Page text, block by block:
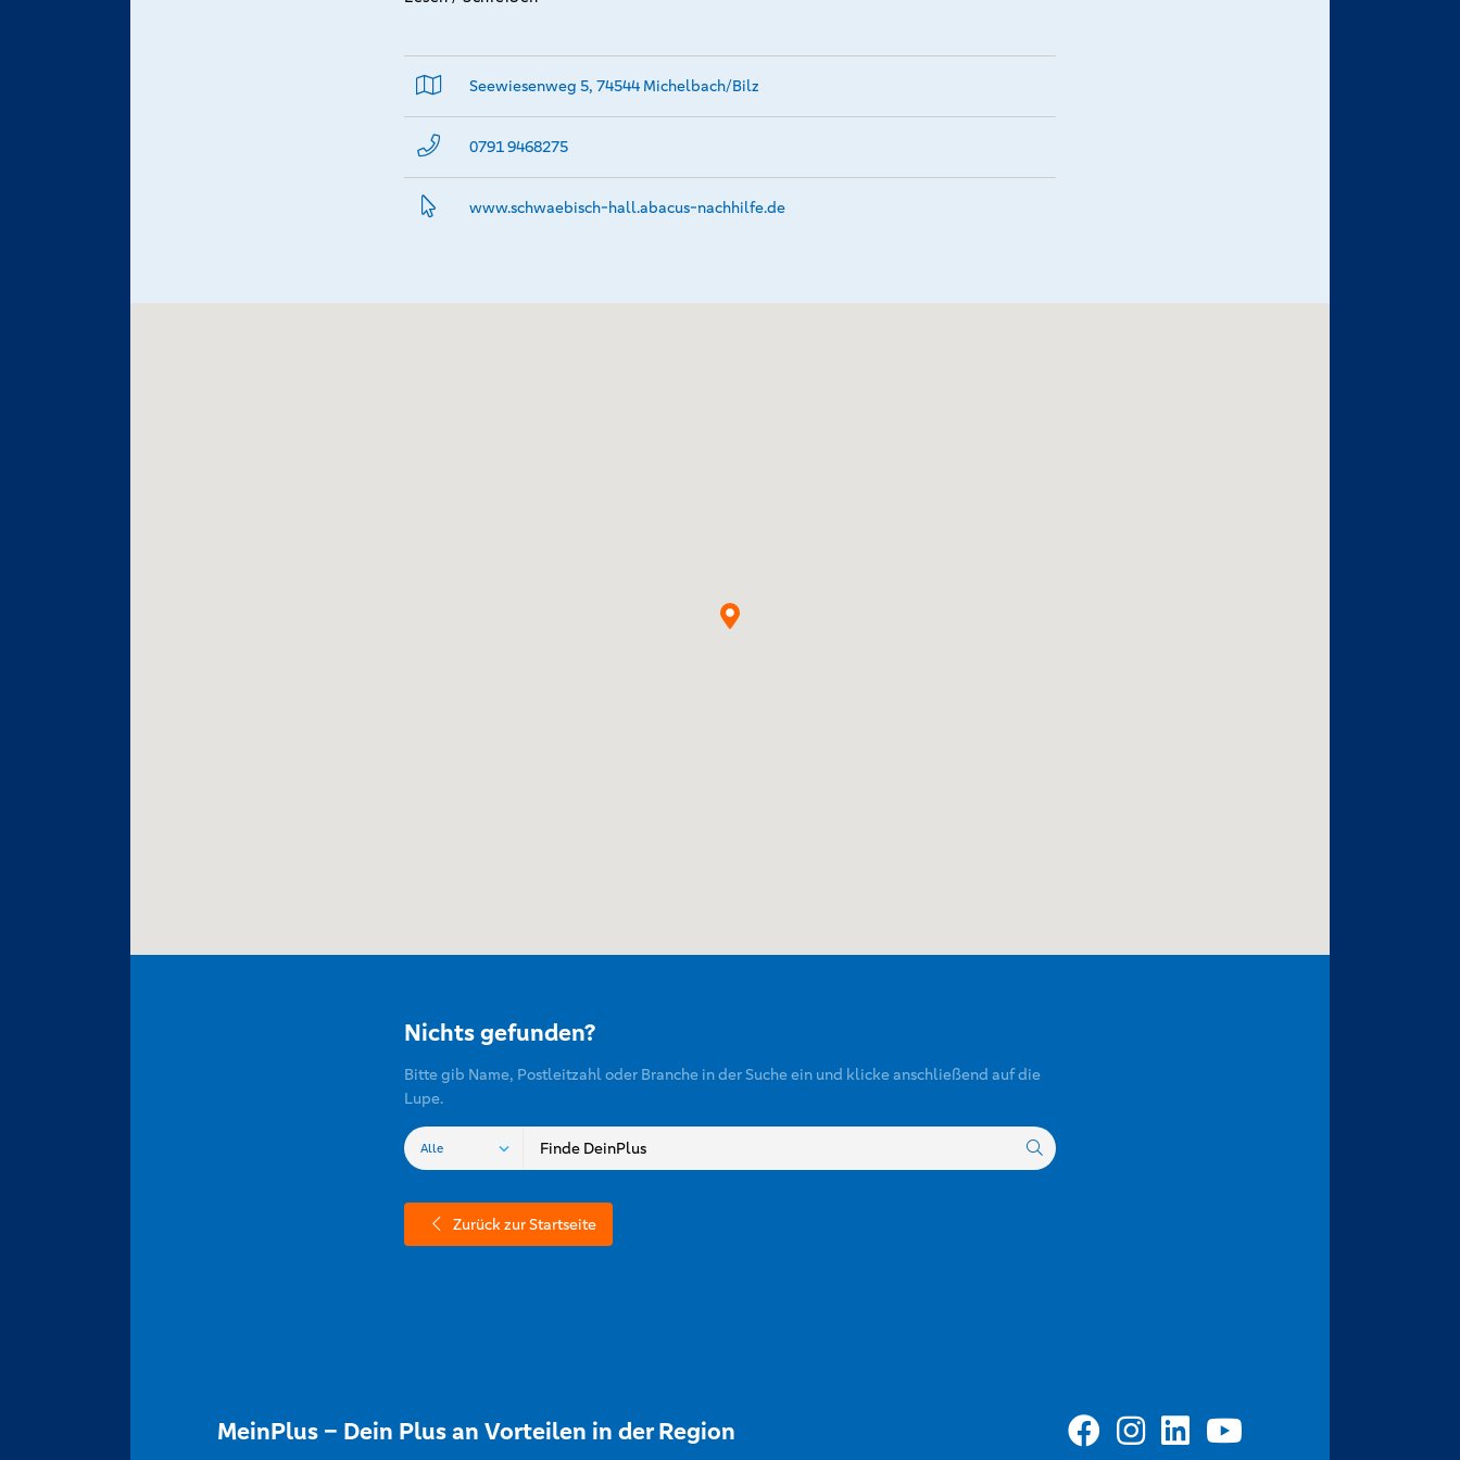
Seewiesenweg 5, 74544 Michelbach/Bilz
0791 9468275
www.­schwaebisch-hall.­abacus-nachhilfe.­de
Nichts gefunden?
Bitte gib Name, Postleitzahl oder Branche in der Suche ein und klicke anschließend auf die
Lupe.
Zurück zur Startseite
MeinPlus – Dein Plus an Vorteilen in der Region